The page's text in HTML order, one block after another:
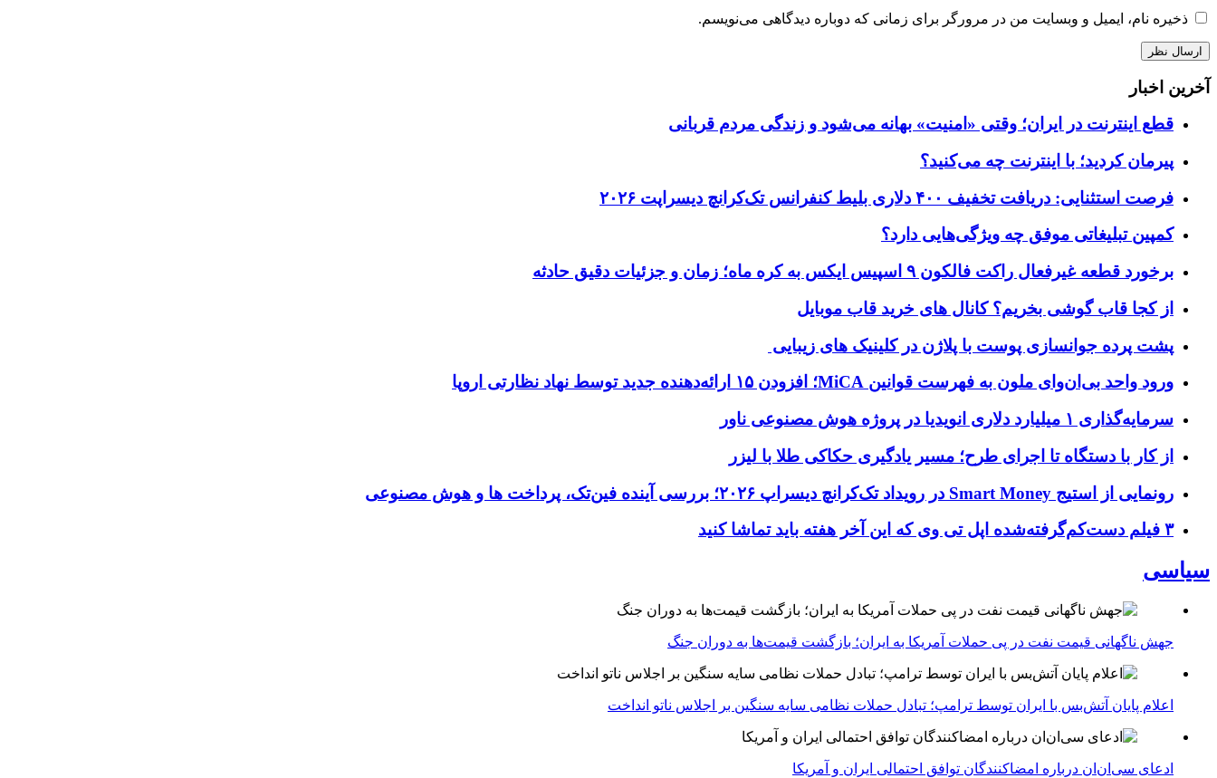
ذخیره نام، ایمیل و وبسایت من در مرورگر برای زمانی که دوباره دیدگاهی می‌نویسم.
آخرین اخبار
قطع اینترنت در ایران؛ وقتی «امنیت» بهانه می‌شود و زندگی مردم قربانی
پیرمان کردید؛ با اینترنت چه می‌کنید؟
فرصت استثنایی: دریافت تخفیف ۴۰۰ دلاری بلیط کنفرانس تک‌کرانچ دیسراپت ۲۰۲۶
کمپین تبلیغاتی موفق چه ویژگی‌هایی دارد؟
برخورد قطعه غیرفعال راکت فالکون ۹ اسپیس ایکس به کره ماه؛ زمان و جزئیات دقیق حادثه
از کجا قاب گوشی بخریم؟ کانال های خرید قاب موبایل
پشت پرده جوانسازی پوست با پلاژن در کلینیک های زیبایی
ورود واحد بی‌ان‌وای ملون به فهرست قوانین MiCA؛ افزودن ۱۵ ارائه‌دهنده جدید توسط نهاد نظارتی اروپا
سرمایه‌گذاری ۱ میلیارد دلاری انویدیا در پروژه هوش مصنوعی ناور
از کار با دستگاه تا اجرای طرح؛ مسیر یادگیری حکاکی طلا با لیزر
رونمایی از استیج Smart Money در رویداد تک‌کرانچ دیسراپ ۲۰۲۶؛ بررسی آینده فین‌تک، پرداخت‌ ها و هوش مصنوعی
۳ فیلم دست‌کم‌گرفته‌شده اپل تی وی که این آخر هفته باید تماشا کنید
سیاسی
جهش ناگهانی قیمت نفت در پی حملات آمریکا به ایران؛ بازگشت قیمت‌ها به دوران جنگ
اعلام پایان آتش‌بس با ایران توسط ترامپ؛ تبادل حملات نظامی سایه سنگین بر اجلاس ناتو انداخت
ادعای سی‌ان‌ان درباره امضاکنندگان توافق احتمالی ایران و آمریکا